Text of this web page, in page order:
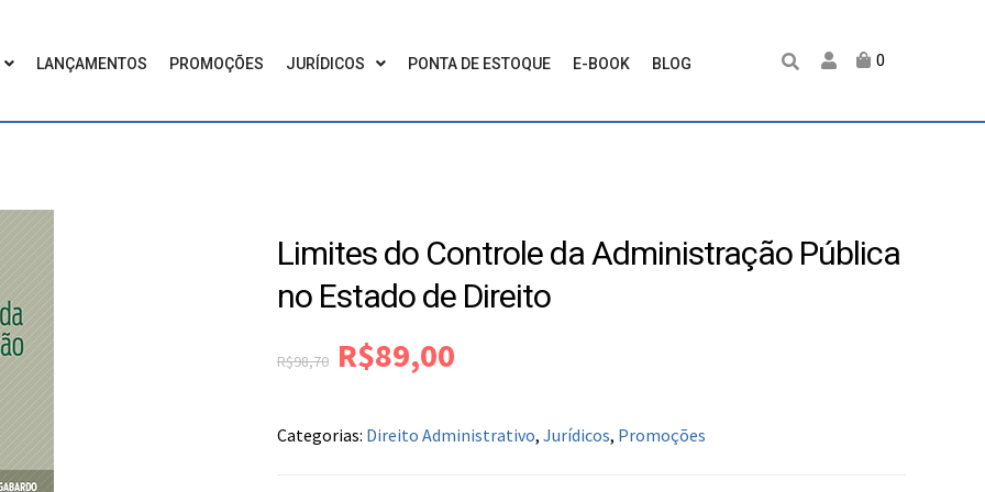
LANÇAMENTOS PROMOÇÕES JURÍDICOS PONTA DE ESTOQUE E-BOOK BLOG 0
Limites do Controle da Administração Pública
no Estado de Direito
R$98,70 R$89,00
Categorias: Direito Administrativo, Jurídicos, Promoções